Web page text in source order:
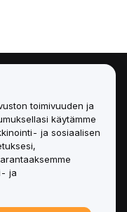
toimivuuden ja
käytämme
ja sosiaalisen
ja